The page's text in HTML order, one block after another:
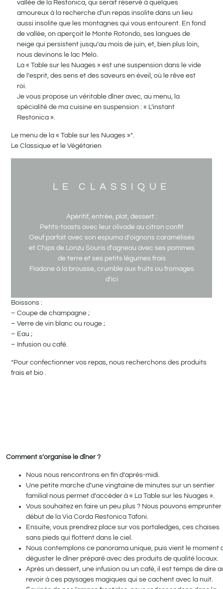
vallée de la Restonica, qui serait réservé à quelques
amoureux à la recherche d’un repas insolite dans un lieu
aussi insolite que les montagnes qui vous entourent. En fond
de vallée, on aperçoit le Monte Rotondo, ses langues de
neige qui persistent jusqu’au mois de juin, et, bien plus loin,
nous devinons le lac Melo.
La « Table sur les Nuages » est une suspension dans le vide
de l’esprit, des sens et des saveurs en éveil, où le rêve est
roi.
Je vous propose un véritable dîner avec, au menu, la
spécialité de ma cuisine en suspension : « L’instant
Restonica ».
Le menu de la « Table sur les Nuages »*.
Le Classique et le Végétarien
LE CLASSIQUE
Apéritif, entrée, plat, dessert :
Petits-toasts avec leur olivade au citron confit
Oeuf parfait avec son espuma d'oignons caramélisés
et Chips de Lonzu Souris d'agneau avec ses pommes
de terre et ses petits légumes frais
Fiadone à la brousse, crumble aux fruits ou fromages
d'ici
LE VÉGÉTARIEN
Salade fine aux pignons toastés, et sa vinaigrette à
Boissons :
– Coupe de champagne ;
– Verre de vin blanc ou rouge ;
– Eau ;
– Infusion ou café.
*Pour confectionner vos repas, nous recherchons des produits
frais et bio .
Comment s’organise le dîner ?
Nous nous rencontrons en fin d’après-midi.
Une petite marche d’une vingtaine de minutes sur un sentier
familial nous permet d’accéder à « La Table sur les Nuages ».
Vous souhaitez en faire un peu plus ? Nous pouvons emprunter
début de la Via Corda Restonica Tafoni.
Ensuite, vous prendrez place sur vos portaledges, ces chaises
sans pieds qui flottent dans le ciel.
Nous contemplons ce panorama unique, puis vient le moment
déguster le dîner préparé avec des produits de qualité locaux.
Après un dessert, une infusion ou un café, il est temps de dire
revoir à ces paysages magiques qui se cachent avec la nuit.